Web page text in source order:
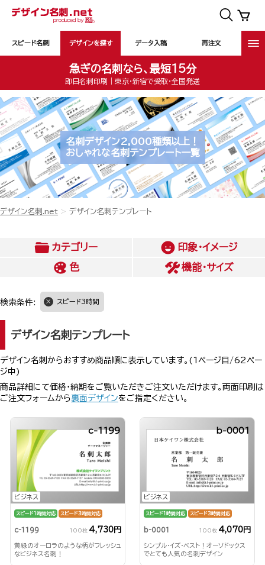
スピード名刺 デザインを探す データ入稿 再注文
急ぎの名刺なら、最短15分
即日名刺印刷｜東京・新宿で受取・全国発送
名刺デザイン2,000種類以上！
おしゃれな名刺テンプレート一覧
デザイン名刺.net デザイン名刺テンプレート
カテゴリー
印象・イメージ
色
機能・サイズ
検索条件: スピード3時間
デザイン名刺テンプレート
デザイン名刺からおすすめ商品順に表示しています。(1ページ目/62ペー
ジ中)
商品詳細にて価格・納期をご覧いただきご注文いただけます。両面印刷は
ご注文フォームから裏面デザインをご指定ください。
ビジネス
c-1199
スピード1時間対応 スピード3時間対応
c-1199 100枚 4,730円
黄緑のオーロラのような柄がフレッシュ
なビジネス名刺！
ビジネス
b-0001
スピード1時間対応 スピード3時間対応
b-0001 100枚 4,070円
シンプル・イズ・ベスト！オーソドックス
でとても人気の名刺デザイン